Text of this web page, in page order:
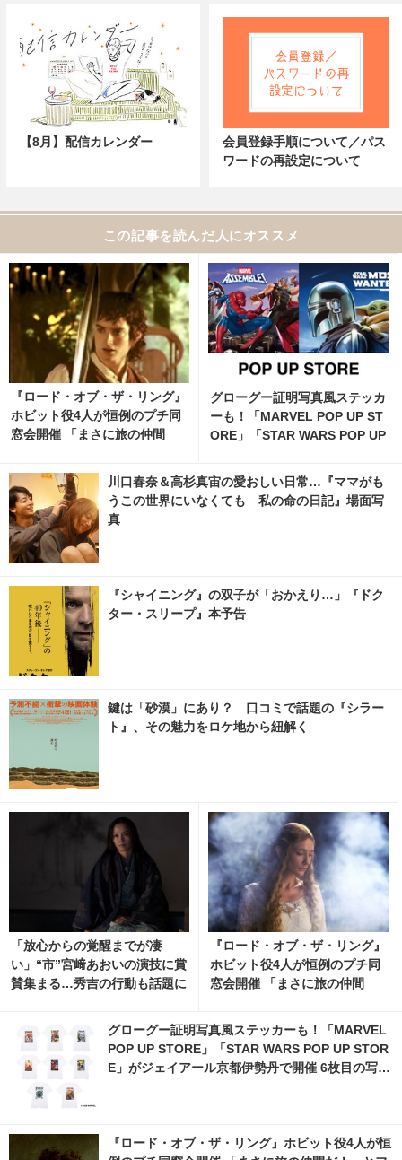
【8月】配信カレンダー
会員登録手順について／パス
ワードの再設定について
この記事を読んだ人にオススメ
『ロード・オブ・ザ・リング』
ホビット役4人が恒例のプチ同
窓会開催 「まさに旅の仲間
真・画像 | cinemacafe.net
グローグー証明写真風ステッカ
ーも！「MARVEL POP UP ST
ORE」「STAR WARS POP UP
伊勢丹で開催 1枚目の写真・画
像 | cinemacafe.net
川口春奈＆高杉真宙の愛おしい日常…『ママがも
うこの世界にいなくても 私の命の日記』場面写
真
『シャイニング』の双子が「おかえり…」『ドク
ター・スリープ』本予告
鍵は「砂漠」にあり？ 口コミで話題の『シラー
ト』、その魅力をロケ地から紐解く
「放心からの覚醒までが凄
い」“市”宮﨑あおいの演技に賞
賛集まる…秀吉の行動も話題に
真・画像 | cinemacafe.net
『ロード・オブ・ザ・リング』
ホビット役4人が恒例のプチ同
窓会開催 「まさに旅の仲間
真・画像 | cinemacafe.net
グローグー証明写真風ステッカーも！「MARVEL
POP UP STORE」「STAR WARS POP UP STOR
E」がジェイアール京都伊勢丹で開催 6枚目の写
『ロード・オブ・ザ・リング』ホビット役4人が恒